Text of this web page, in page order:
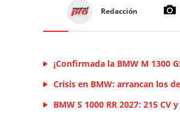
Redacción
¡Confirmada la BMW M 1300
Crisis en BMW: arrancan los
BMW S 1000 RR 2027: 215 CV